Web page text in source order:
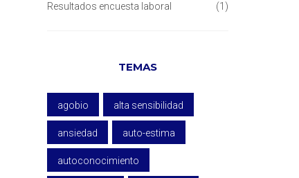
Resultados encuesta laboral
(1)
TEMAS
agobio alta sensibilidad
ansiedad auto-estima
autoconocimiento